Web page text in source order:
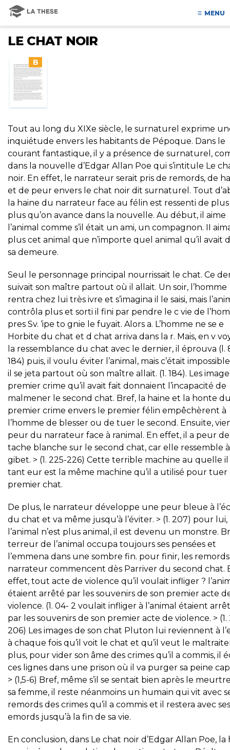
MENU
LE CHAT NOIR
B
Tout au long du XIXe siècle, le surnaturel exprime
inquiétude envers les habitants de Pépoque. Dans le
courant fantastique, il y a présence de surnaturel,
dans la nouvelle d’Edgar Allan Poe qui s’intitule Le
noir. En effet, le narrateur serait pris de remords, de
et de peur envers le chat noir dit surnaturel. Tout
la haine du narrateur face au félin est ressenti de
plus qu’on avance dans la nouvelle. Au début, il aime
l’animal comme s’il était un ami, un compagnon. II
plus cet animal que n’importe quel animal qu’il avait
sa demeure.
Seul le personnage principal nourrissait le chat. Ce
suivait son maître partout où il allait. Un soir, l’homme
rentra chez lui très ivre et s’imagina il le saisi, mais
contrôla plus et sorti il fini par pendre le c vie de
pres Sv. ‘ipe to gnie le fuyait. Alors a. L’homme ne se e
Horbite du chat et d chat arriva dans la r. Mais, en v
la ressemblance du chat avec le dernier, il éprouva (l.
184) puis, il voulu éviter l’animal, mais c’était
il se jeta partout où son maître allait. (1. 184). Les
premier crime qu’il avait fait donnaient l’incapacité de
malmener le second chat. Bref, la haine et la honte
premier crime envers le premier félin empêchèrent à
l’homme de blesser ou de tuer le second. Ensuite,
peur du narrateur face à ranimal. En effet, il a peur
tache blanche sur le second chat, car elle ressemble
gibet. > (1. 225-226) Cette terrible machine au quelle il
tant eur est la même machine qu’il a utilisé pour tuer
premier chat.
De plus, le narrateur développe une peur bleue à
du chat et va même jusqu’à l’éviter. > (1. 207) pour lui,
l’animal n’est plus animal, il est devenu un monstre.
terreur de l’animal occupa toujours ses pensées et
l’emmena dans une sombre fin. pour finir, les
narrateur commencent dès Parriver du second chat.
effet, tout acte de violence qu’il voulait infliger ?
étaient arrêté par les souvenirs de son premier acte
violence. (1. 04- 2 voulait infliger à l’animal étaient
par les souvenirs de son premier acte de violence. > (1.
206) Les images de son chat Pluton lui reviennent à
à chaque fois qu’il voit le chat et qu’il veut le
plus, pour vider son âme des crimes qu’il a commis, il
ces lignes dans une prison où il va purger sa peine
> (1,5-6) Bref, même s’il se sentait bien après le
sa femme, il reste néanmoins un humain qui vit avec
remords des crimes qu’il a commis et il restera avec ses
emords jusqu’à la fin de sa vie.
En conclusion, dans Le chat noir d’Edgar Allan Poe, la